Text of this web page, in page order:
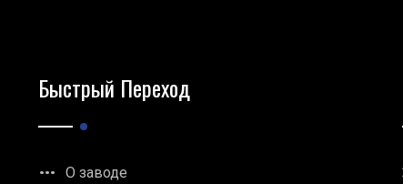
Быстрый Переход
О заводе